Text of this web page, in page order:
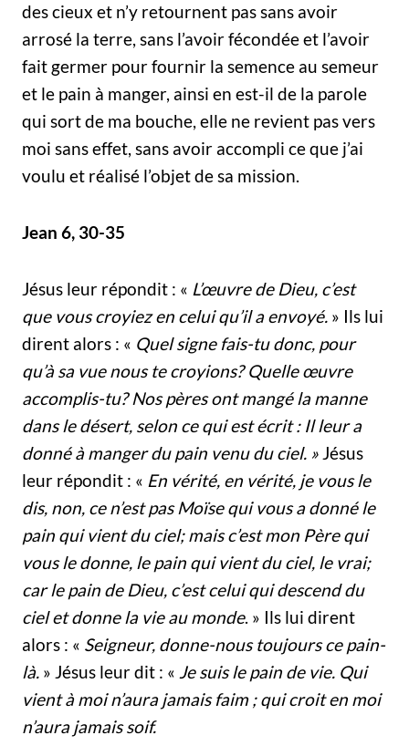
des cieux et n’y retournent pas sans avoir
arrosé la terre, sans l’avoir fécondée et l’avoir
fait germer pour fournir la semence au semeur
et le pain à manger, ainsi en est-il de la parole
qui sort de ma bouche, elle ne revient pas vers
moi sans effet, sans avoir accompli ce que j’ai
voulu et réalisé l’objet de sa mission.
Jean 6, 30-35
Jésus leur répondit : « L’œuvre de Dieu, c’est
que vous croyiez en celui qu’il a envoyé. » Ils lui
dirent alors : « Quel signe fais-tu donc, pour
qu’à sa vue nous te croyions? Quelle œuvre
accomplis-tu? Nos pères ont mangé la manne
dans le désert, selon ce qui est écrit : Il leur a
donné à manger du pain venu du ciel. » Jésus
leur répondit : « En vérité, en vérité, je vous le
dis, non, ce n’est pas Moïse qui vous a donné le
pain qui vient du ciel; mais c’est mon Père qui
vous le donne, le pain qui vient du ciel, le vrai;
car le pain de Dieu, c’est celui qui descend du
ciel et donne la vie au monde. » Ils lui dirent
alors : « Seigneur, donne-nous toujours ce pain-
là. » Jésus leur dit : « Je suis le pain de vie. Qui
vient à moi n’aura jamais faim ; qui croit en moi
n’aura jamais soif.